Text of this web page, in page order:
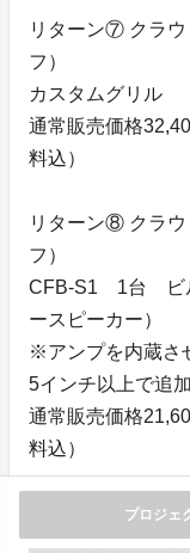
プロジェ
リターン⑦ クラウ
フ）
カスタムグリル
通常販売価格
料込）
リターン⑧ クラウ
フ）
CFB-S1 1台 ビ
ースピーカー）
※アンプを内蔵さ
5インチ以上で追
通常販売価格
料込）